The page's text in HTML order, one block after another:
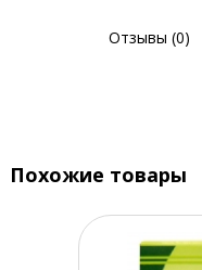
Отзывы (0)
Похожие товары